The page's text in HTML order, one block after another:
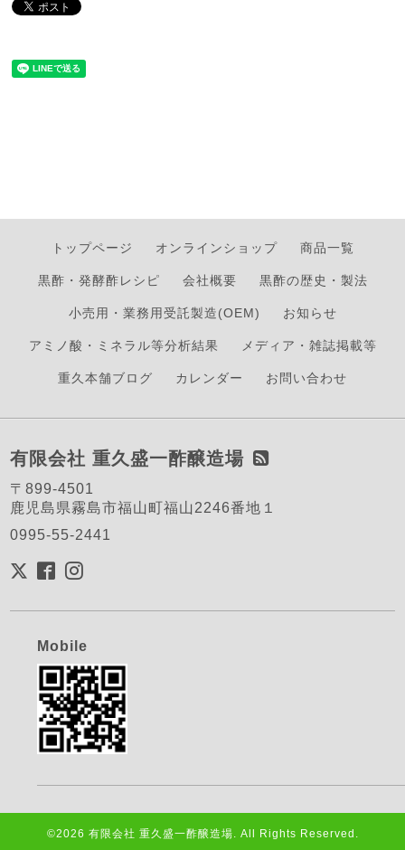
トップページ オンラインショップ 商品一覧
黒酢・発酵酢レシピ 会社概要 黒酢の歴史・製法
小売用・業務用受託製造(OEM) お知らせ
アミノ酸・ミネラル等分析結果 メディア・雑誌掲載等
重久本舗ブログ カレンダー お問い合わせ
有限会社 重久盛一酢醸造場
〒899-4501
鹿児島県霧島市福山町福山2246番地１
0995-55-2441
Mobile
©2026 有限会社 重久盛一酢醸造場. All Rights Reserved.